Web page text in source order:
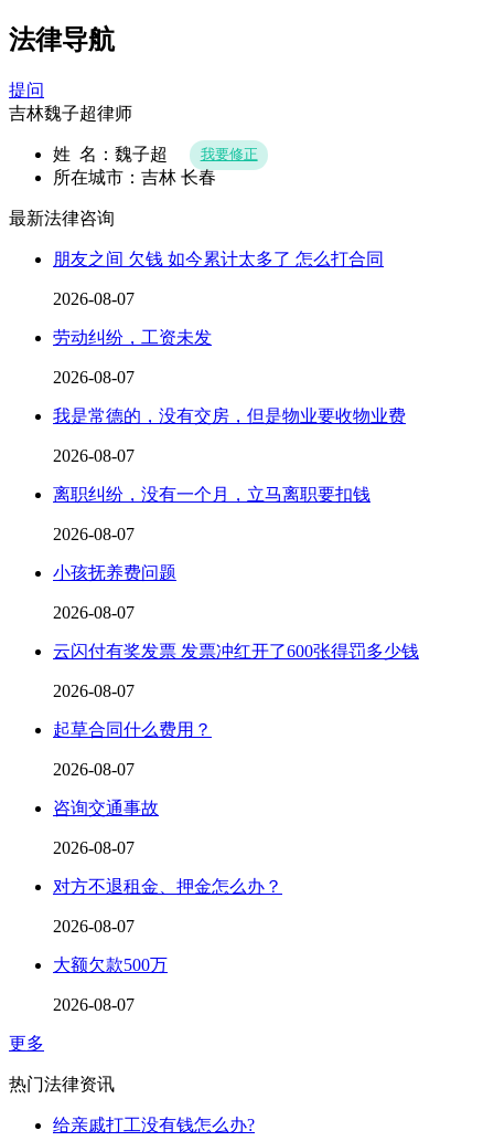
法律导航
提问
吉林魏子超律师
姓 名：魏子超 我要修正
所在城市：吉林 长春
最新法律咨询
朋友之间 欠钱 如今累计太多了 怎么打合同
2026-08-07
劳动纠纷，工资未发
2026-08-07
我是常德的，没有交房，但是物业要收物业费
2026-08-07
离职纠纷，没有一个月，立马离职要扣钱
2026-08-07
小孩抚养费问题
2026-08-07
云闪付有奖发票 发票冲红开了600张得罚多少钱
2026-08-07
起草合同什么费用？
2026-08-07
咨询交通事故
2026-08-07
对方不退租金、押金怎么办？
2026-08-07
大额欠款500万
2026-08-07
更多
热门法律资讯
给亲戚打工没有钱怎么办?